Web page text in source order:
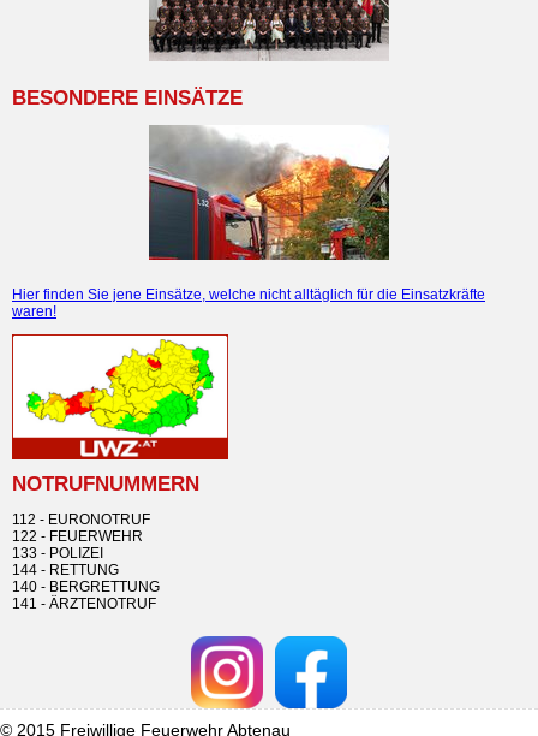
BESONDERE EINSÄTZE
Hier finden Sie jene Einsätze, welche nicht alltäglich für die Einsatzkräfte
waren!
NOTRUFNUMMERN
112 - EURONOTRUF
122 - FEUERWEHR
133 - POLIZEI
144 - RETTUNG
140 - BERGRETTUNG
141 - ÄRZTENOTRUF
© 2015 Freiwillige Feuerwehr Abtenau